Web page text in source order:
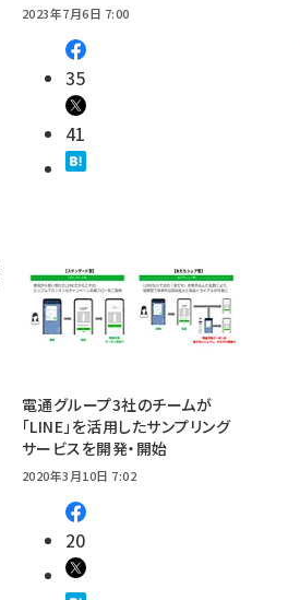
2023年7月6日 7:00
35
41
電通グループ3社のチームが
「LINE」を活用したサンプリング
サービスを開発・開始
2020年3月10日 7:02
20